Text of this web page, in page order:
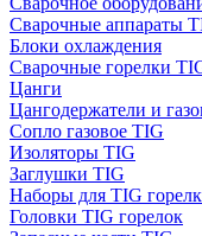
Сварочные аппараты
Блоки охлаждения
Сварочные горелки
Цанги
Цангодержатели и
Сопло газовое TIG
Изоляторы TIG
Заглушки TIG
Наборы для TIG
Головки TIG горелок